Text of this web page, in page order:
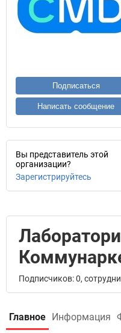
Подписаться
Написать сообщение
Вы представитель этой
организации?
Зарегистрируйтесь
Подписчиков: 0,
Главное Информация